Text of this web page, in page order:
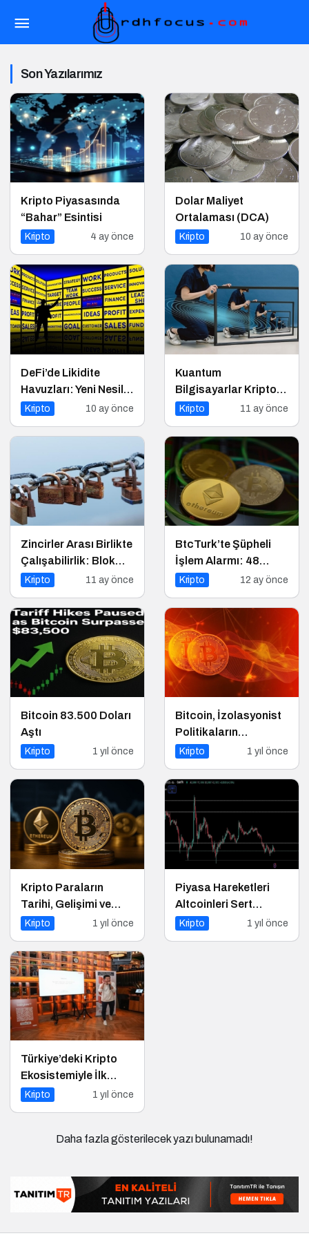
Son Yazılarımız
Kripto Piyasasında
“Bahar” Esintisi
Kripto 4 ay önce
Dolar Maliyet
Ortalaması (DCA)
Kripto 10 ay önce
DeFi’de Likidite
Havuzları: Yeni Nesil
Finansın Kalbi
Kripto 10 ay önce
Kuantum
Bilgisayarlar Kripto
Paraları Tehdit Eder
Kripto 11 ay önce
Zincirler Arası Birlikte
Çalışabilirlik: Blok
Zincirlerin Geleceği
Kripto 11 ay önce
BtcTurk’te Şüpheli
İşlem Alarmı: 48
Milyon Dolarlık Çıkış
Kripto 12 ay önce
Bitcoin 83.500 Doları
Aştı
Kripto 1 yıl önce
Bitcoin, İzolasyonist
Politikaların
Kazananı Olabilir
Kripto 1 yıl önce
Kripto Paraların
Tarihi, Gelişimi ve
Geleceği
Kripto 1 yıl önce
Piyasa Hareketleri
Altcoinleri Sert
Etkiledi
Kripto 1 yıl önce
Türkiye’deki Kripto
Ekosistemiyle İlk
Buluşma
Kripto 1 yıl önce
Daha fazla gösterilecek yazı bulunamadı!